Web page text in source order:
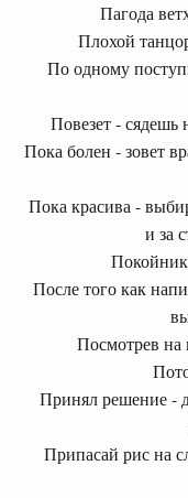
Пагода
Плохой
По одному
Повезет - сядешь
Пока болен - зовет
Пока красива -
и за
Покойник
После того как
Посмотрев на
Принял решение -
Припасай рис на